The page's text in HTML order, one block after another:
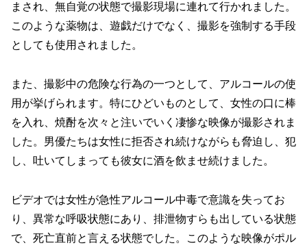
まされ、無自覚の状態で撮影現場に連れて行かれました。
このような薬物は、遊戯だけでなく、撮影を強制する手段
としても使用されました。
また、撮影中の危険な行為の一つとして、アルコールの使
用が挙げられます。特にひどいものとして、女性の口に棒
を入れ、焼酎を次々と注いでいく凄惨な映像が撮影されま
した。男優たちは女性に拒否され続けながらも脅迫し、犯
し、吐いてしまっても彼女に酒を飲ませ続けました。
ビデオでは女性が急性アルコール中毒で意識を失ってお
り、異常な呼吸状態にあり、排泄物すらも出している状態
で、死亡直前と言える状態でした。このような映像がポル